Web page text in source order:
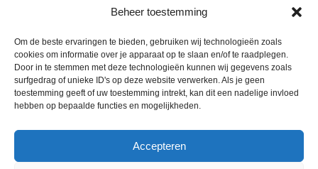
Beheer toestemming
Om de beste ervaringen te bieden, gebruiken wij technologieën zoals
cookies om informatie over je apparaat op te slaan en/of te raadplegen.
Door in te stemmen met deze technologieën kunnen wij gegevens zoals
surfgedrag of unieke ID's op deze website verwerken. Als je geen
toestemming geeft of uw toestemming intrekt, kan dit een nadelige invloed
hebben op bepaalde functies en mogelijkheden.
Accepteren
februari 2025
mei 2024